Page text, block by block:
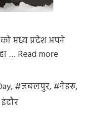
मध्य प्रदेश अपने
… Read more
,#जबलपुर,#नेहरू,
इंदौर